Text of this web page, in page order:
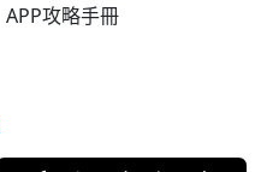
APP攻略手冊